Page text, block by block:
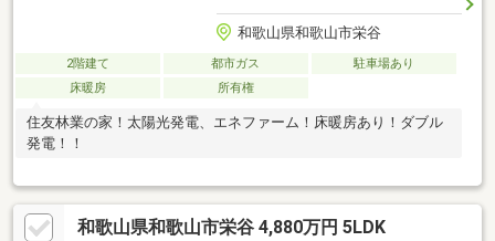
和歌山県和歌山市栄谷
2階建て 都市ガス
駐車場あり
床暖房
所有権
住友林業の家！太陽光発電、エネファーム！床暖房あり！ダブル
発電！！
和歌山県和歌山市栄谷 4,880万円 5LDK